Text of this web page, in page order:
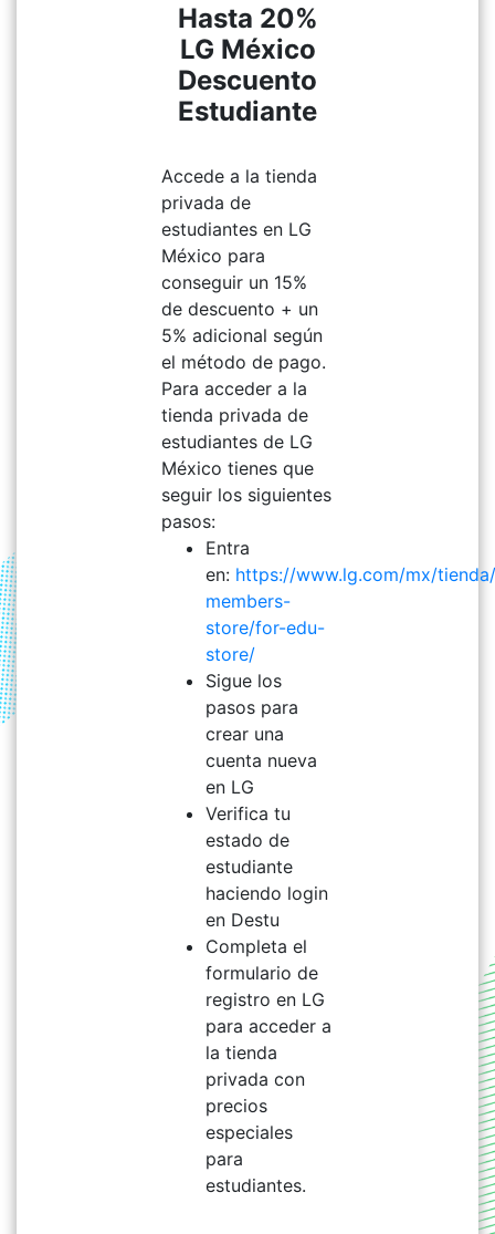
Hasta 20%
LG México
Descuento
Estudiante
Accede a la tienda
privada de
estudiantes en LG
México para
conseguir un 15%
de descuento + un
5% adicional según
el método de pago.
Para acceder a la
tienda privada de
estudiantes de LG
México tienes que
seguir los siguientes
pasos:
Entra
en: https://www.lg.com/mx/
members-
store/for-edu-
store/
Sigue los
pasos para
crear una
cuenta nueva
en LG
Verifica tu
estado de
estudiante
haciendo login
en Destu
Completa el
formulario de
registro en LG
para acceder a
la tienda
privada con
precios
especiales
para
estudiantes.